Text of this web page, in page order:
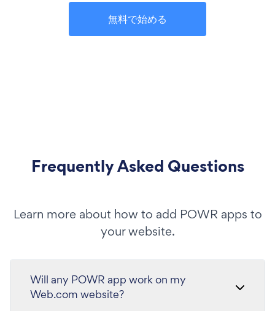
無料で始める
Frequently Asked Questions
Learn more about how to add POWR apps to
your website.
Will any POWR app work on my
Web.com website?